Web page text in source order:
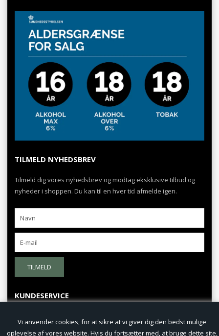
Vi anvender cookies, for at sikre at vi giver dig den bedst mulige
oplevelse af vores website. Hvis du fortsætter med, at bruge dette site,
TILMELD NYHEDSBREV
Tilmeld dig vores nyhedsbrev og modtag eksklusive tilbud og
nyheder i shoppen. Du kan til en hver tid afmelde igen.
TILMELD
KUNDESERVICE
Fortrydelsesret